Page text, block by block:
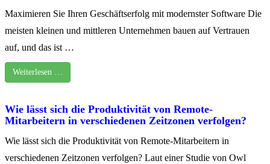
Maximieren Sie Ihren Geschäftserfolg mit modernster Software Die
meisten kleinen und mittleren Unternehmen bauen auf Vertrauen
auf, und das ist …
Weiterlesen …
Wie lässt sich die Produktivität von Remote-
Mitarbeitern in verschiedenen Zeitzonen verfolgen?
Wie lässt sich die Produktivität von Remote-Mitarbeitern in
verschiedenen Zeitzonen verfolgen? Laut einer Studie von Owl